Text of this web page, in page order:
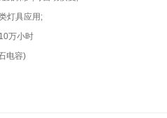
灯具应⽤;
万小时
电容)